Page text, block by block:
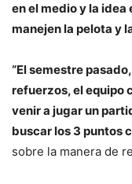
en el medio y la idea
manejen la pelota y
“El semestre
refuerzos, el equipo
venir a jugar un
buscar los 3 puntos
sobre la manera de